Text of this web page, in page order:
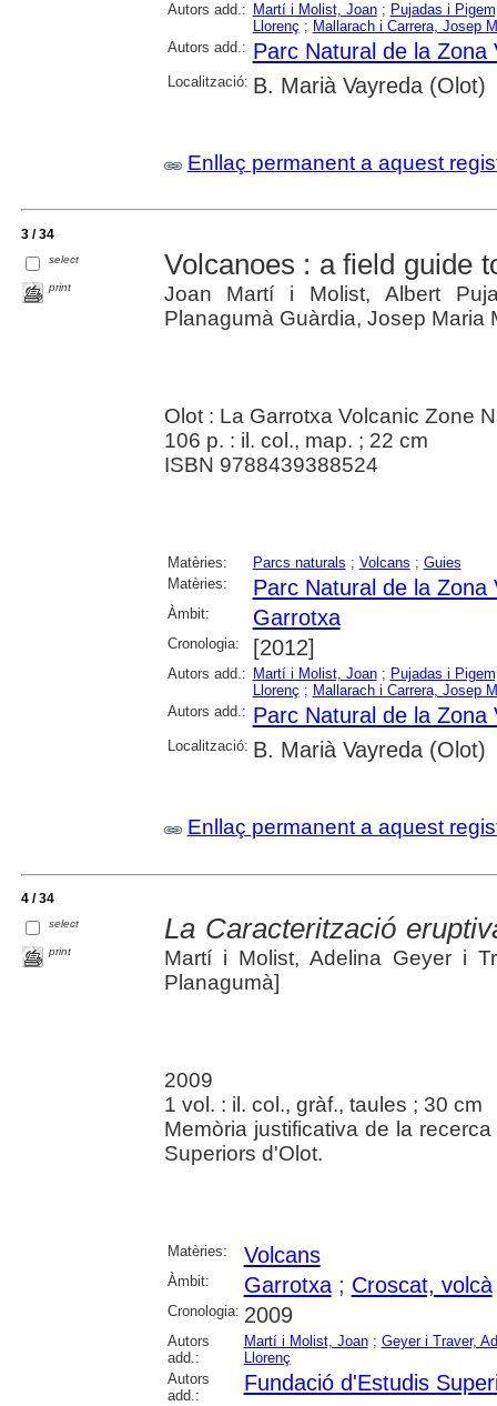
Autors add.: Martí i Molist, Joan; Pujadas i
Llorenç ; Mallarach i Carrera, Josep
Autors add.: Parc Natural de la Zona
Localització: B. Marià Vayreda (Olot)
Enllaç permanent a aquest
3 / 34
select
print
Volcanoes : a field guide
Joan Martí i Molist, Albert
Planagumà Guàrdia, Josep Maria
Olot : La Garrotxa Volcanic Zone
106 p. : il. col., map. ; 22 cm
ISBN 9788439388524
Matèries: Parcs naturals ; Volcans ; Guies
Matèries:
Parc Natural de la Zona
Àmbit: Garrotxa
Cronologia: [2012]
Autors add.: Martí i Molist, Joan; Pujadas i
Llorenç ; Mallarach i Carrera, Josep
Autors add.: Parc Natural de la Zona
Localització: B. Marià Vayreda (Olot)
Enllaç permanent a aquest
4 / 34
select
print
La Caracterització
Martí i Molist, Adelina Geyer i
Planagumà]
2009
1 vol. : il. col., gràf., taules ; 30 cm
Memòria justificativa de la
Superiors d'Olot.
Matèries: Volcans
Àmbit: Garrotxa; Croscat, volcà
Cronologia: 2009
Autors
add.:
Martí i Molist, Joan; Geyer i Traver,
Llorenç
Autors
add.:
Fundació d'Estudis